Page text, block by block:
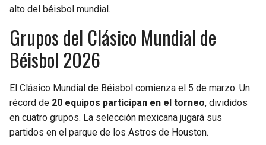
alto del béisbol mundial.
Grupos del Clásico Mundial de
Béisbol 2026
El Clásico Mundial de Béisbol comienza el 5 de marzo. Un
récord de 20 equipos participan en el torneo, divididos
en cuatro grupos. La selección mexicana jugará sus
partidos en el parque de los Astros de Houston.